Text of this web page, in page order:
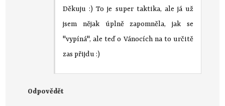
Děkuju :) To je super taktika, ale já už
jsem nějak úplně zapomněla, jak se
"vypíná", ale teď o Vánocích na to určitě
zas přijdu :)
Odpovědět